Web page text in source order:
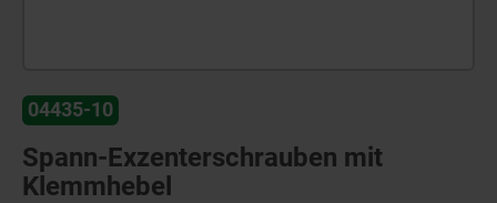
04435-10
Spann-Exzenterschrauben mit
Klemmhebel